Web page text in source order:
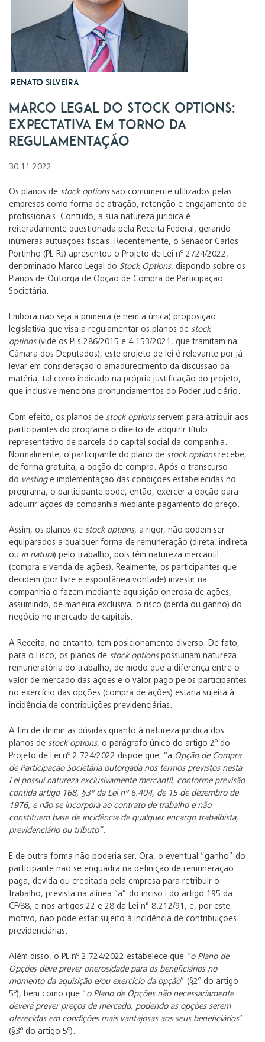
Renato Silveira
Marco Legal do Stock Options:
expectativa em torno da
regulamentação
30.11.2022
Os planos de stock optionssão comumente utilizados pelas
empresas como forma de atração, retenção e engajamento de
profissionais. Contudo, a sua natureza jurídica é
reiteradamente questionada pela Receita Federal, gerando
inúmeras autuações fiscais. Recentemente, o Senador Carlos
Portinho (PL-RJ) apresentou o Projeto de Lei nº 2724/2022,
denominado Marco Legal do Stock Options, dispondo sobre os
Planos de Outorga de Opção de Compra de Participação
Societária.
Embora não seja a primeira (e nem a única) proposição
legislativa que visa a regulamentar os planos de stock
options(vide os PLs 286/2015 e 4.153/2021, que tramitam na
Câmara dos Deputados), este projeto de lei é relevante por já
levar em consideração o amadurecimento da discussão da
matéria, tal como indicado na própria justificação do projeto,
que inclusive menciona pronunciamentos do Poder Judiciário.
Com efeito, os planos de stock optionsservem para atribuir aos
participantes do programa o direito de adquirir título
representativo de parcela do capital social da companhia.
Normalmente, o participante do plano de stock optionsrecebe,
de forma gratuita, a opção de compra. Após o transcurso
do vestinge implementação das condições estabelecidas no
programa, o participante pode, então, exercer a opção para
adquirir ações da companhia mediante pagamento do preço.
Assim, os planos de stock options, a rigor, não podem ser
equiparados a qualquer forma de remuneração (direta, indireta
ou in natura) pelo trabalho, pois têm natureza mercantil
(compra e venda de ações). Realmente, os participantes que
decidem (por livre e espontânea vontade) investir na
companhia o fazem mediante aquisição onerosa de ações,
assumindo, de maneira exclusiva, o risco (perda ou ganho) do
negócio no mercado de capitais.
A Receita, no entanto, tem posicionamento diverso. De fato,
para o Fisco, os planos de stock optionspossuiriam natureza
remuneratória do trabalho, de modo que a diferença entre o
valor de mercado das ações e o valor pago pelos participantes
no exercício das opções (compra de ações) estaria sujeita à
incidência de contribuições previdenciárias.
A fim de dirimir as dúvidas quanto à natureza jurídica dos
planos de stock options, o parágrafo único do artigo 2º do
Projeto de Lei nº 2.724/2022 dispõe que: “a Opção de Compra
de Participação Societária outorgada nos termos previstos nesta
Lei possui natureza exclusivamente mercantil, conforme previsão
contida artigo 168, §3º da Lei nº 6.404, de 15 de dezembro de
1976, e não se incorpora ao contrato de trabalho e não
constituem base de incidência de qualquer encargo trabalhista,
previdenciário ou tributo”.
E de outra forma não poderia ser. Ora, o eventual “ganho” do
participante não se enquadra na definição de remuneração
paga, devida ou creditada pela empresa para retribuir o
trabalho, prevista na alínea “a” do inciso I do artigo 195 da
CF/88, e nos artigos 22 e 28 da Lei n° 8.212/91, e, por este
motivo, não pode estar sujeito à incidência de contribuições
previdenciárias.
Além disso, o PL nº 2.724/2022 estabelece que “o Plano de
Opções deve prever onerosidade para os beneficiários no
momento da aquisição e/ou exercício da opção” (§2º do artigo
5º), bem como que “ o Plano de Opções não necessariamente
deverá prever preços de mercado, podendo as opções serem
oferecidas em condições mais vantajosas aos seus beneficiários”
(§3º do artigo 5º).